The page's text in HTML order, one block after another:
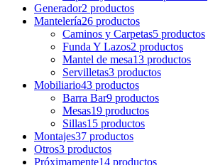
Generador2 productos
Mantelería26 productos
Caminos y Carpetas5 productos
Funda Y Lazos2 productos
Mantel de mesa13 productos
Servilletas3 productos
Mobiliario43 productos
Barra Bar9 productos
Mesas19 productos
Sillas15 productos
Montajes37 productos
Otros3 productos
Próximamente14 productos